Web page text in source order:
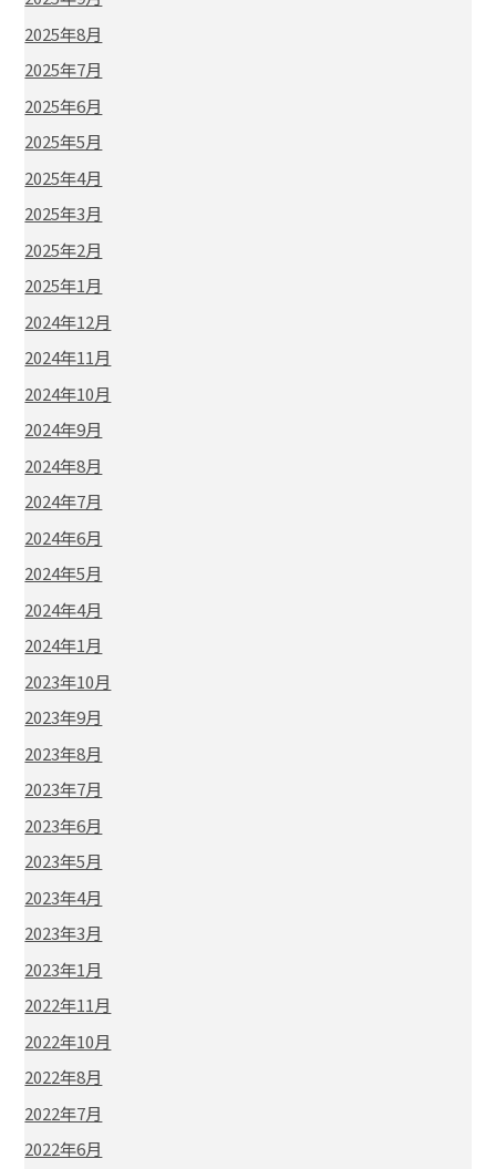
2025年8月
2025年7月
2025年6月
2025年5月
2025年4月
2025年3月
2025年2月
2025年1月
2024年12月
2024年11月
2024年10月
2024年9月
2024年8月
2024年7月
2024年6月
2024年5月
2024年4月
2024年1月
2023年10月
2023年9月
2023年8月
2023年7月
2023年6月
2023年5月
2023年4月
2023年3月
2023年1月
2022年11月
2022年10月
2022年8月
2022年7月
2022年6月